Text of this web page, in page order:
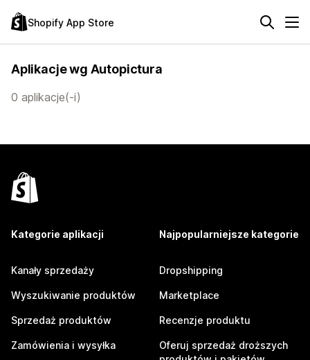
Shopify App Store
Aplikacje wg Autopictura
0 aplikacje(-i)
Kategorie aplikacji
Kanały sprzedaży
Wyszukiwanie produktów
Sprzedaż produktów
Zamówienia i wysyłka
Najpopularniejsze kategorie
Dropshipping
Marketplace
Recenzje produktu
Oferuj sprzedaż droższych